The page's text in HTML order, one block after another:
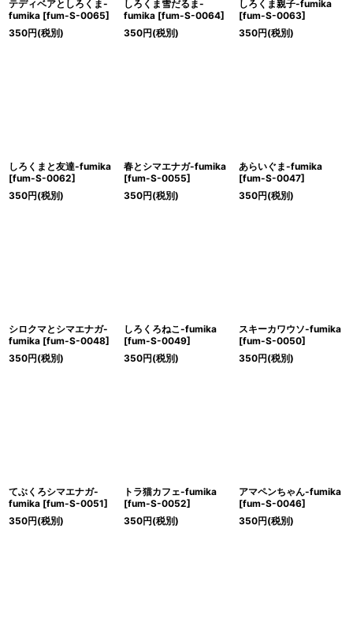
テディベアとしろくま-
fumika [fum-S-0065]
350円(税別)
しろくま雪だるま-
fumika [fum-S-0064]
350円(税別)
しろくま親子-fumika
[fum-S-0063]
350円(税別)
しろくまと友達-fumika
[fum-S-0062]
350円(税別)
春とシマエナガ-fumika
[fum-S-0055]
350円(税別)
あらいぐま-fumika
[fum-S-0047]
350円(税別)
シロクマとシマエナガ-
fumika [fum-S-0048]
350円(税別)
しろくろねこ-fumika
[fum-S-0049]
350円(税別)
スキーカワウソ-fumika
[fum-S-0050]
350円(税別)
てぶくろシマエナガ-
fumika [fum-S-0051]
350円(税別)
トラ猫カフェ-fumika
[fum-S-0052]
350円(税別)
アマペンちゃん-fumika
[fum-S-0046]
350円(税別)